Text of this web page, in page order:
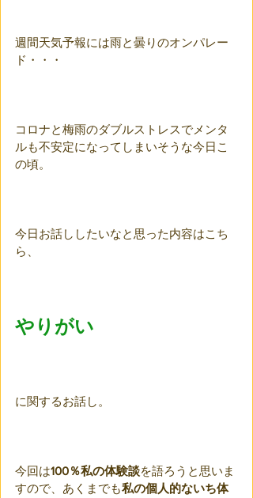
週間天気予報には雨と曇りのオンパレー
ド・・・
コロナと梅雨のダブルストレスでメンタ
ルも不安定になってしまいそうな今日こ
の頃。
今日お話ししたいなと思った内容はこち
ら、
やりがい
に関するお話し。
今回は100％私の体験談を語ろうと思いま
すので、あくまでも私の個人的ないち体